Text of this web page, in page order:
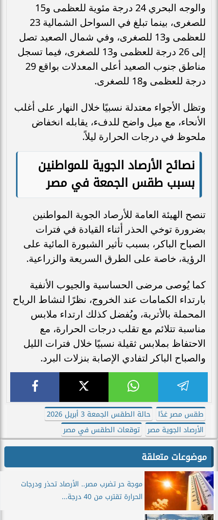
والوجه البحري 24 درجة مئوية للعظمى و15
للصغرى، بينما تبلغ في السواحل الشمالية 23
للعظمى و13 للصغرى، وفي شمال الصعيد تصل
إلى 26 درجة للعظمى و13 للصغرى، فيما تسجل
مناطق جنوب الصعيد أعلى المعدلات بواقع 29
درجة للعظمى و18 للصغرى.
وتظل الأجواء معتدلة نسبيًا خلال النهار على أغلب
الأنحاء، مع ميل واضح للدفء، يقابله انخفاض
ملحوظ في درجات الحرارة ليلاً.
نصائح الأرصاد الجوية للمواطنين
بسبب طقس الجمعة في مصر
تنصح الهيئة العامة للأرصاد الجوية المواطنين
بضرورة توخي الحذر أثناء القيادة في فترات
الصباح الباكر، بسبب تأثير الشبورة المائية على
الرؤية، خاصة على الطرق السريعة والزراعية.
كما يُوصى مرضى الحساسية والجيوب الأنفية
بارتداء الكمامات عند الخروج، نظرًا لنشاط الرياح
المحملة بالأتربة، ويُفضل كذلك ارتداء ملابس
مناسبة تتلائم مع تقلب درجات الحرارة، مع
الاحتفاظ بملابس ثقيلة نسبيًا خلال فترات الليل
والصباح الباكر لتفادي الإصابة بنزلات البرد.
طقس مصر غدًا
حالة الطقس الجمعة 3 أبريل 2026
الأرصاد الجوية مصر
توقعات الطقس في مصر
موضوعات متعلقة
موجة حر تضرب مصر.. الأرصاد تحذر ودرجات
الحرارة تقترب من 40 درجة...